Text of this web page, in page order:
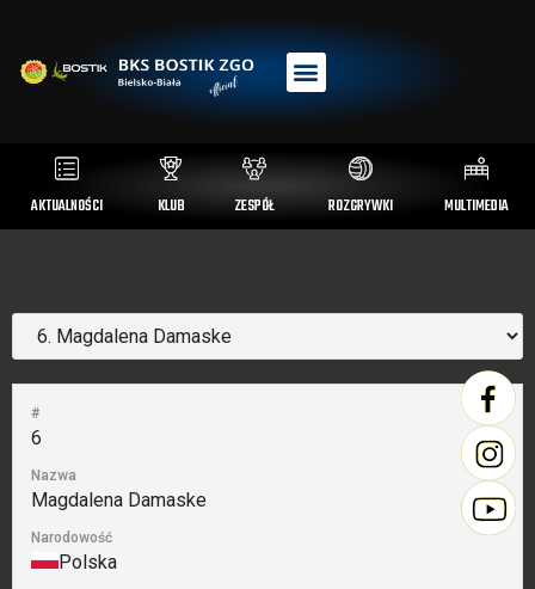
AKTUALNOŚCI KLUB ZESPÓŁ ROZGRYWKI MULTIMEDIA
#
6
Nazwa
Magdalena Damaske
Narodowość
Polska